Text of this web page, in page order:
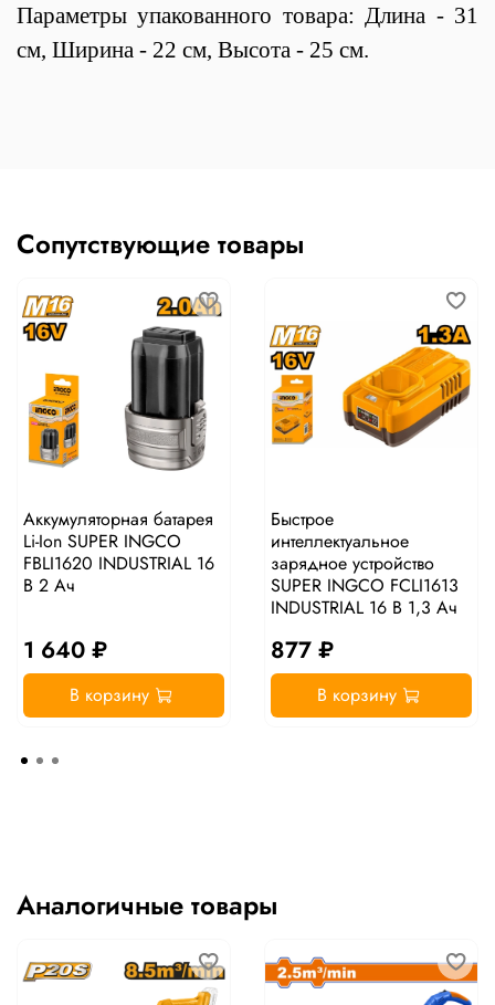
Параметры упакованного товара: Длина - 31
см, Ширина - 22 см, Высота - 25 см.
Сопутствующие товары
Аккумуляторная батарея
Li-Ion SUPER INGCO
FBLI1620 INDUSTRIAL 16
В 2 Ач
1 640 ₽
В корзину
Быстрое
интеллектуальное
зарядное устройство
SUPER INGCO FCLI1613
INDUSTRIAL 16 В 1,3 Ач
877 ₽
В корзину
Аналогичные товары